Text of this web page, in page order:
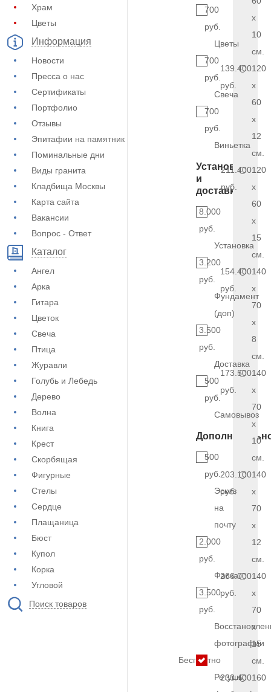
Храм
Цветы
Информация
Новости
Пресса о нас
Сертификаты
Портфолио
Отзывы
Эпитафии на памятник
Поминальные дни
Виды гранита
Кладбища Москвы
Карта сайта
Вакансии
Вопрос - Ответ
Каталог
Ангел
Арка
Гитара
Цветок
Свеча
Птица
Журавли
Голубь и Лебедь
Дерево
Волна
Книга
Крест
Скорбящая
Фигурные
Стелы
Сердце
Плащаница
Бюст
Купол
Корка
Угловой
Поиск товаров
700
руб.
Цветы
700
руб.
Свеча
700
руб.
Виньетка
Установка
и
доставка
8.000
руб.
Установка
3.200
руб.
Фундамент
(доп)
3.500
руб.
Доставка
500
руб.
Самовывоз
500
руб.
Эскиз
на
почту
2.000
руб.
Фаска
3.500
руб.
фотографии
Бесплатно
Ретушь
x
10
см.
139.400
руб.
120
x
60
x
12
см.
211.400
руб.
120
x
60
x
15
см.
154.400
руб.
140
x
70
x
8
см.
173.500
руб.
140
x
70
x
10
см.
203.100
руб.
140
x
70
x
12
см.
266.000
руб.
140
x
70
x
15
см.
233.400160